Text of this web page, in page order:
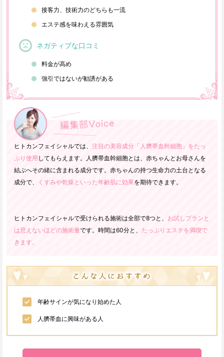
接客力、技術力のどちらも一流
エステ感を味わえる雰囲気
ネガティブな口コミ
料金が高め
強引ではないが勧誘がある
ヒトカンフェイシャルでは、 注目の美容成分「人臍帯血幹細胞」をたっ
ぷり使用 してもらえます。人臍帯血幹細胞とは、赤ちゃんとお母さんを
結ぶへその緒に含まれる成分です。赤ちゃんの持つ生命力の土台となる
成分で、
くすみや乾燥といった年齢肌に効果を期待できます。
ヒトカンフェイシャルで受けられる施術は全部で8つと、 お試しプランと
は思えないほどの施術量です。時間は60分と、 たっぷりエステを満喫で
きます。
年齢サインが気になり始めた人
人臍帯血に興味がある人